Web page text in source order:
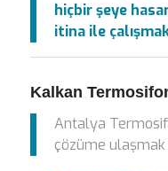
hiçbir şeye
itina ile
Kalkan
Antalya
çözüme ulaşmak